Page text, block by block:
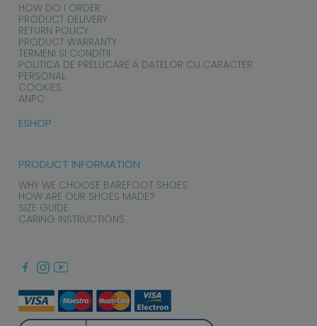
HOW DO I ORDER
PRODUCT DELIVERY
RETURN POLICY
PRODUCT WARRANTY
TERMENI SI CONDITII
POLITICA DE PRELUCARE A DATELOR CU CARACTER
PERSONAL
COOKIES
ANPC
ESHOP
PRODUCT INFORMATION
WHY WE CHOOSE BAREFOOT SHOES
HOW ARE OUR SHOES MADE?
SIZE GUIDE
CARING INSTRUCTIONS